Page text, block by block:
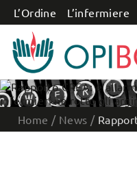
Salta al contenuto
L’Ordine L’infermiere
Home / News /